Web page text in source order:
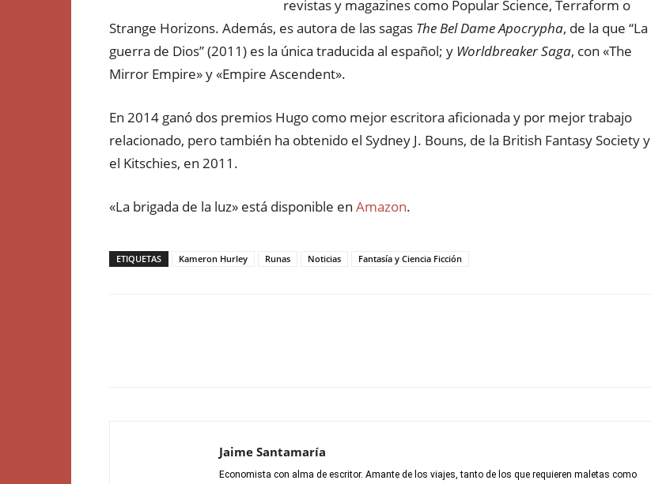
revistas y magazines como Popular Science, Terraform o
Strange Horizons. Además, es autora de las sagas The Bel Dame Apocrypha, de la que “La
guerra de Dios” (2011) es la única traducida al español; y Worldbreaker Saga, con «The
Mirror Empire» y «Empire Ascendent».
En 2014 ganó dos premios Hugo como mejor escritora aficionada y por mejor trabajo
relacionado, pero también ha obtenido el Sydney J. Bouns, de la British Fantasy Society y
el Kitschies, en 2011.
«La brigada de la luz» está disponible en Amazon.
ETIQUETAS Kameron Hurley Runas Noticias Fantasía y Ciencia Ficción
Jaime Santamaría
Economista con alma de escritor. Amante de los viajes, tanto de los que requieren maletas como